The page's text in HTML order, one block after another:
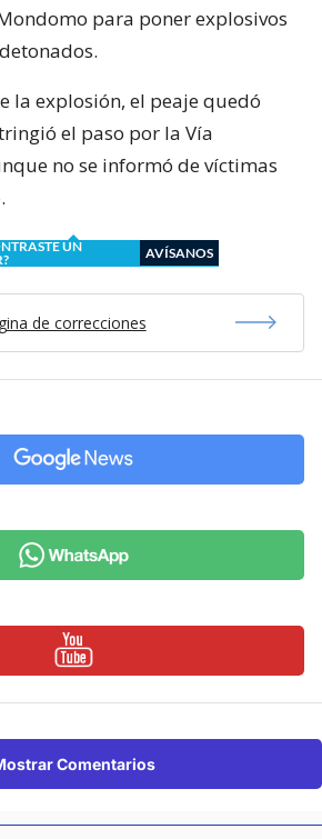
para poner explosivos
la explosión, el peaje quedó
el paso por la Vía
no se informó de víctimas
UN
AVÍSANOS
de correcciones
Comentarios